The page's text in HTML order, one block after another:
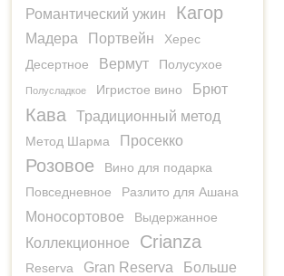
Романтический ужин Кагор
Мадера Портвейн
Херес
Десертное
Вермут Полусухое
Полусладкое Игристое вино Брют
Кава Традиционный метод
Метод Шарма Просекко
Розовое
Вино для подарка
Повседневное
Разлито для Ашана
Моносортовое Выдержанное
Коллекционное Crianza
Reserva Gran Reserva
Больше